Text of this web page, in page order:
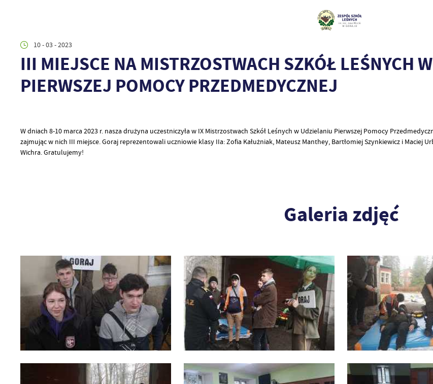
10 - 03 - 2023
III MIEJSCE NA MISTRZOSTWACH SZKÓŁ LEŚNYCH
PIERWSZEJ POMOCY PRZEDMEDYCZNEJ
W dniach 8-10 marca 2023 r. nasza drużyna uczestniczyła w IX Mistrzostwach Szkół Leśnych w Udzielaniu Pierwszej Pomocy
zajmując w nich III miejsce. Goraj reprezentowali uczniowie klasy IIa: Zofia Kałużniak, Mateusz Manthey, Bartłomiej Szynkiewicz i
Wichra. Gratulujemy!
Galeria zdjęć